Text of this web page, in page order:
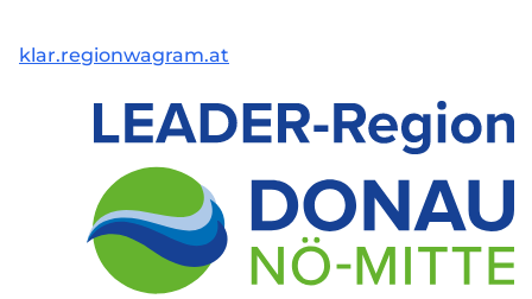
klar.regionwagram.at